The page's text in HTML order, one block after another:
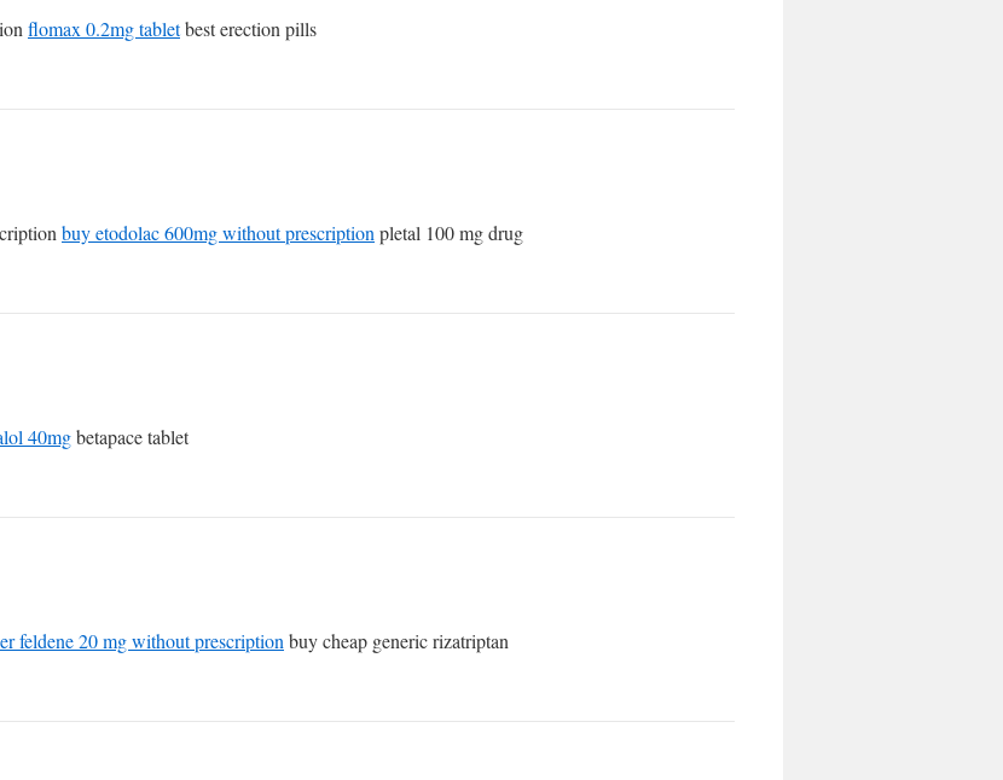
flomax 0.2mg tabletbest erection pills
buy etodolac 600mg without prescription pletal 100 mg drug
40mgbetapace tablet
feldene 20 mg without prescription buy cheap generic rizatriptan